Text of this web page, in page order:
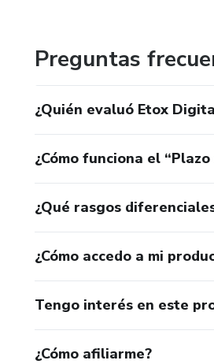
Preguntas
¿Quién evaluó Etox
¿Cómo funciona el
¿Qué rasgos
¿Cómo accedo a mi
Tengo interés en este
¿Cómo afiliarme?